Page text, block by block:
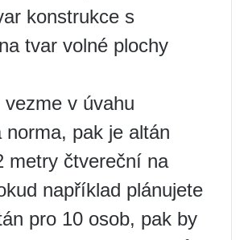
konstrukce s
tvar volné plochy
vezme v úvahu
norma, pak je altán
metry čtvereční na
například plánujete
pro 10 osob, pak by